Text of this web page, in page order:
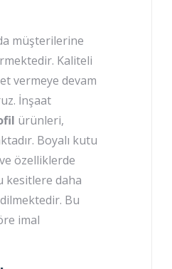
müşterilerine
Kaliteli
vermeye devam
İnşaat
ürünleri,
Boyalı kutu
özelliklerde
kesitlere daha
Bu
imal